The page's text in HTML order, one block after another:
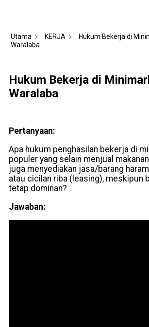
Utama KERJA
Hukum Bekerja di
Waralaba
Hukum Bekerja di
Waralaba
Pertanyaan:
Apa hukum penghasilan bekerja di
populer yang selain menjual
juga menyediakan jasa/barang
atau cicilan riba (leasing), meskipun
tetap dominan?
Jawaban: